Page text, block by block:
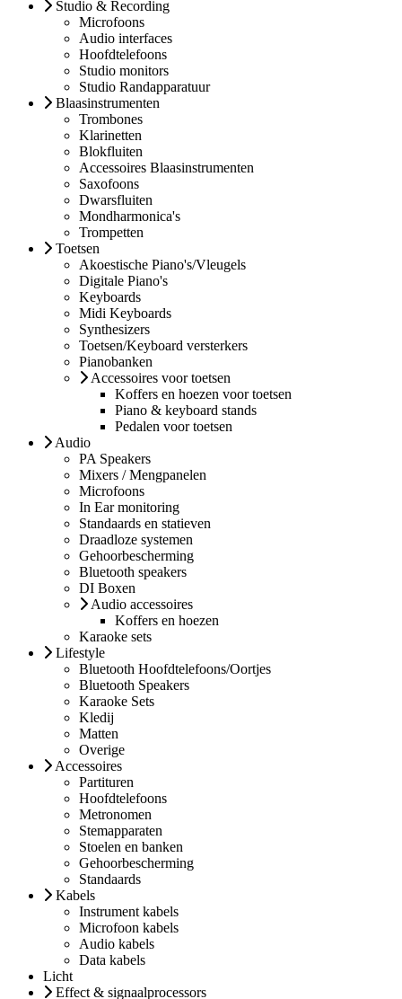
Studio & Recording
Microfoons
Audio interfaces
Hoofdtelefoons
Studio monitors
Studio Randapparatuur
Blaasinstrumenten
Trombones
Klarinetten
Blokfluiten
Accessoires Blaasinstrumenten
Saxofoons
Dwarsfluiten
Mondharmonica's
Trompetten
Toetsen
Akoestische Piano's/Vleugels
Digitale Piano's
Keyboards
Midi Keyboards
Synthesizers
Toetsen/Keyboard versterkers
Pianobanken
Accessoires voor toetsen
Koffers en hoezen voor toetsen
Piano & keyboard stands
Pedalen voor toetsen
Audio
PA Speakers
Mixers / Mengpanelen
Microfoons
In Ear monitoring
Standaards en statieven
Draadloze systemen
Gehoorbescherming
Bluetooth speakers
DI Boxen
Audio accessoires
Koffers en hoezen
Karaoke sets
Lifestyle
Bluetooth Hoofdtelefoons/Oortjes
Bluetooth Speakers
Karaoke Sets
Kledij
Matten
Overige
Accessoires
Partituren
Hoofdtelefoons
Metronomen
Stemapparaten
Stoelen en banken
Gehoorbescherming
Standaards
Kabels
Instrument kabels
Microfoon kabels
Audio kabels
Data kabels
Licht
Effect & signaalprocessors